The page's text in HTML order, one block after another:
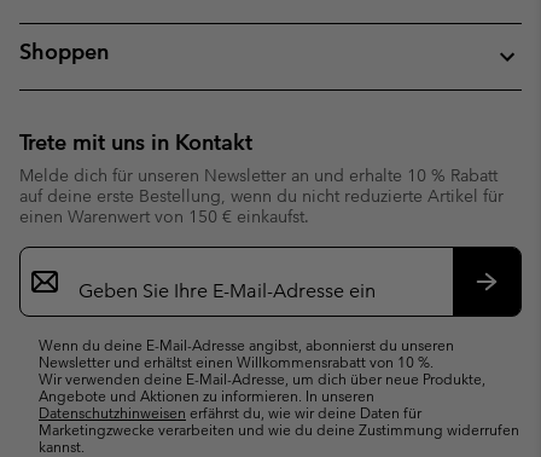
Shoppen
Trete mit uns in Kontakt
Melde dich für unseren Newsletter an und erhalte 10 % Rabatt
auf deine erste Bestellung, wenn du nicht reduzierte Artikel für
einen Warenwert von 150 € einkaufst.
Newsletter-
Anmeldung
Wenn du deine E-Mail-Adresse angibst, abonnierst du unseren
Newsletter und erhältst einen Willkommensrabatt von 10 %.
Wir verwenden deine E-Mail-Adresse, um dich über neue Produkte,
Angebote und Aktionen zu informieren. In unseren
Datenschutzhinweisen erfährst du, wie wir deine Daten für
Marketingzwecke verarbeiten und wie du deine Zustimmung widerrufen
kannst.